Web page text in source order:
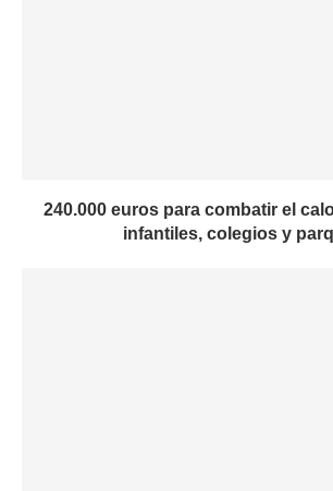
240.000 euros para combatir el
infantiles, colegios y